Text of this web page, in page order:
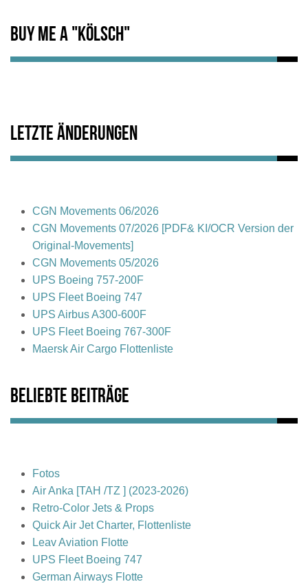
Buy me a "Kölsch"
Letzte Änderungen
CGN Movements 06/2026
CGN Movements 07/2026 [PDF& KI/OCR Version der
Original-Movements]
CGN Movements 05/2026
UPS Boeing 757-200F
UPS Fleet Boeing 747
UPS Airbus A300-600F
UPS Fleet Boeing 767-300F
Maersk Air Cargo Flottenliste
Beliebte Beiträge
Fotos
Air Anka [TAH /TZ ] (2023-2026)
Retro-Color Jets & Props
Quick Air Jet Charter, Flottenliste
Leav Aviation Flotte
UPS Fleet Boeing 747
German Airways Flotte